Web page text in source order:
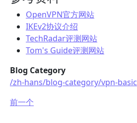
OpenVPN官方网站
IKEv2协议介绍
TechRadar评测网站
Tom's Guide评测网站
Blog Category
/zh-hans/blog-category/vpn-basic
前一个